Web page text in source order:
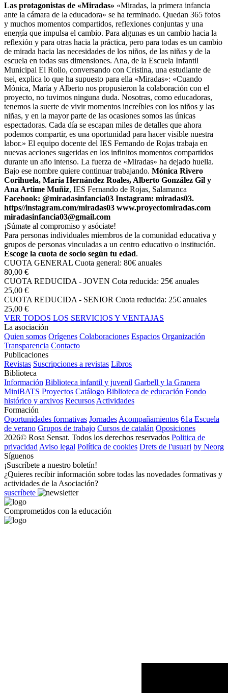
Las protagonistas de «Miradas» «Miradas, la primera infancia
ante la cámara de la educadora» se ha terminado. Quedan 365 fotos
y muchos momentos compartidos, reflexiones conjuntas y una
energía que impulsa el cambio. Para algunas es un cambio hacia la
reflexión y para otras hacia la práctica, pero para todas es un cambio
de mirada hacia las necesidades de los niños, de las niñas y de la
escuela en todas sus dimensiones. Ana, de la Escuela Infantil
Municipal El Rollo, conversando con Cristina, una estudiante de
tsei, explica lo que ha supuesto para ella «Miradas»: «Cuando
Mónica, María y Alberto nos propusieron la colaboración con el
proyecto, no tuvimos ninguna duda. Nosotras, como educadoras,
tenemos la suerte de vivir momentos increíbles con los niños y las
niñas, y en la mayor parte de las ocasiones somos las únicas
espectadoras. Cada día se escapan miles de detalles que ahora
podemos compartir, es una oportunidad para hacer visible nuestra
labor.» El equipo docente del IES Fernando de Rojas trabaja en
nuevas acciones sugeridas en los infinitos momentos compartidos
durante un año intenso. La fuerza de «Miradas» ha dejado huella.
Bajo ese nombre quiere continuar trabajando. Mónica Rivero
Corihuela, María Hernández Roales, Alberto González Gil y
Ana Artime Muñiz, IES Fernando de Rojas, Salamanca
Facebook: @miradasinfancia03 Instagram: miradas03.
https//instagram.com/miradas03 www.proyectomiradas.com
miradasinfancia03@gmail.com
¡Súmate al compromiso y asóciate!
Para personas individuales miembros de la comunidad educativa y
grupos de personas vinculadas a un centro educativo o institución.
Escoge la cuota de socio según tu edad.
CUOTA GENERAL Cuota general: 80€ anuales
80,00 €
CUOTA REDUCIDA - JOVEN Cota reducida: 25€ anuales
25,00 €
CUOTA REDUCIDA - SENIOR Cuota reducida: 25€ anuales
25,00 €
VER TODOS LOS SERVICIOS Y VENTAJAS
La asociación
Quien somos Orígenes Colaboraciones Espacios Organización
Transparencia Contacto
Publicaciones
Revistas Suscripciones a revistas Libros
Biblioteca
Información Biblioteca infantil y juvenil Garbell y la Granera
MiniBATS Proyectos Catálogo Biblioteca de educación Fondo
histórico y arxivos Recursos Actividades
Formación
Oportunidades formativas Jornades Acompañamientos 61a Escuela
de verano Grupos de trabajo Cursos de catalán Oposiciones
2026© Rosa Sensat. Todos los derechos reservados Politica de
privacidad Aviso legal Política de cookies Drets de l'usuari by Neorg
Síguenos
¡Suscríbete a nuestro boletín!
¿Quieres recibir información sobre todas las novedades formativas y
actividades de la Asociación?
suscríbete
Comprometidos con la educación